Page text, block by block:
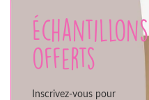
Échantillons
offerts
Inscrivez-vous pour